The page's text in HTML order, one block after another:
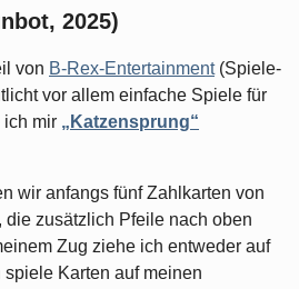
2025)
von B-Rex-Entertainment(Spiele-
vor allem einfache Spiele für
mir „Katzensprung“
wir anfangs fünf Zahlkarten von
die zusätzlich Pfeile nach oben
Zug ziehe ich entweder auf
Karten auf meinen